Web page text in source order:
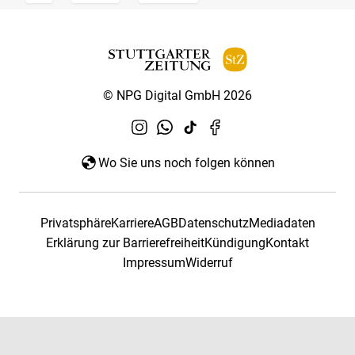
© NPG Digital GmbH 2026
Wo Sie uns noch folgen können
PrivatsphäreKarriereAGBDatenschutzMediadaten
Erklärung zur BarrierefreiheitKündigungKontakt
ImpressumWiderruf